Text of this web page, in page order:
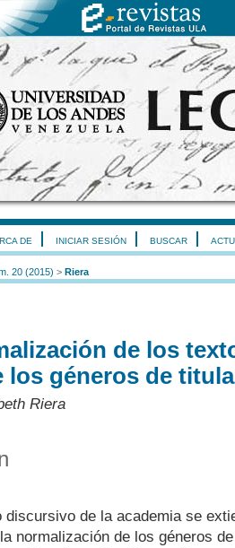
DE INICIAR SESIÓN BUSCAR
20 (2015) > Riera
de los
los géneros de
Riera
discursivo de la academia se
normalización de los géneros